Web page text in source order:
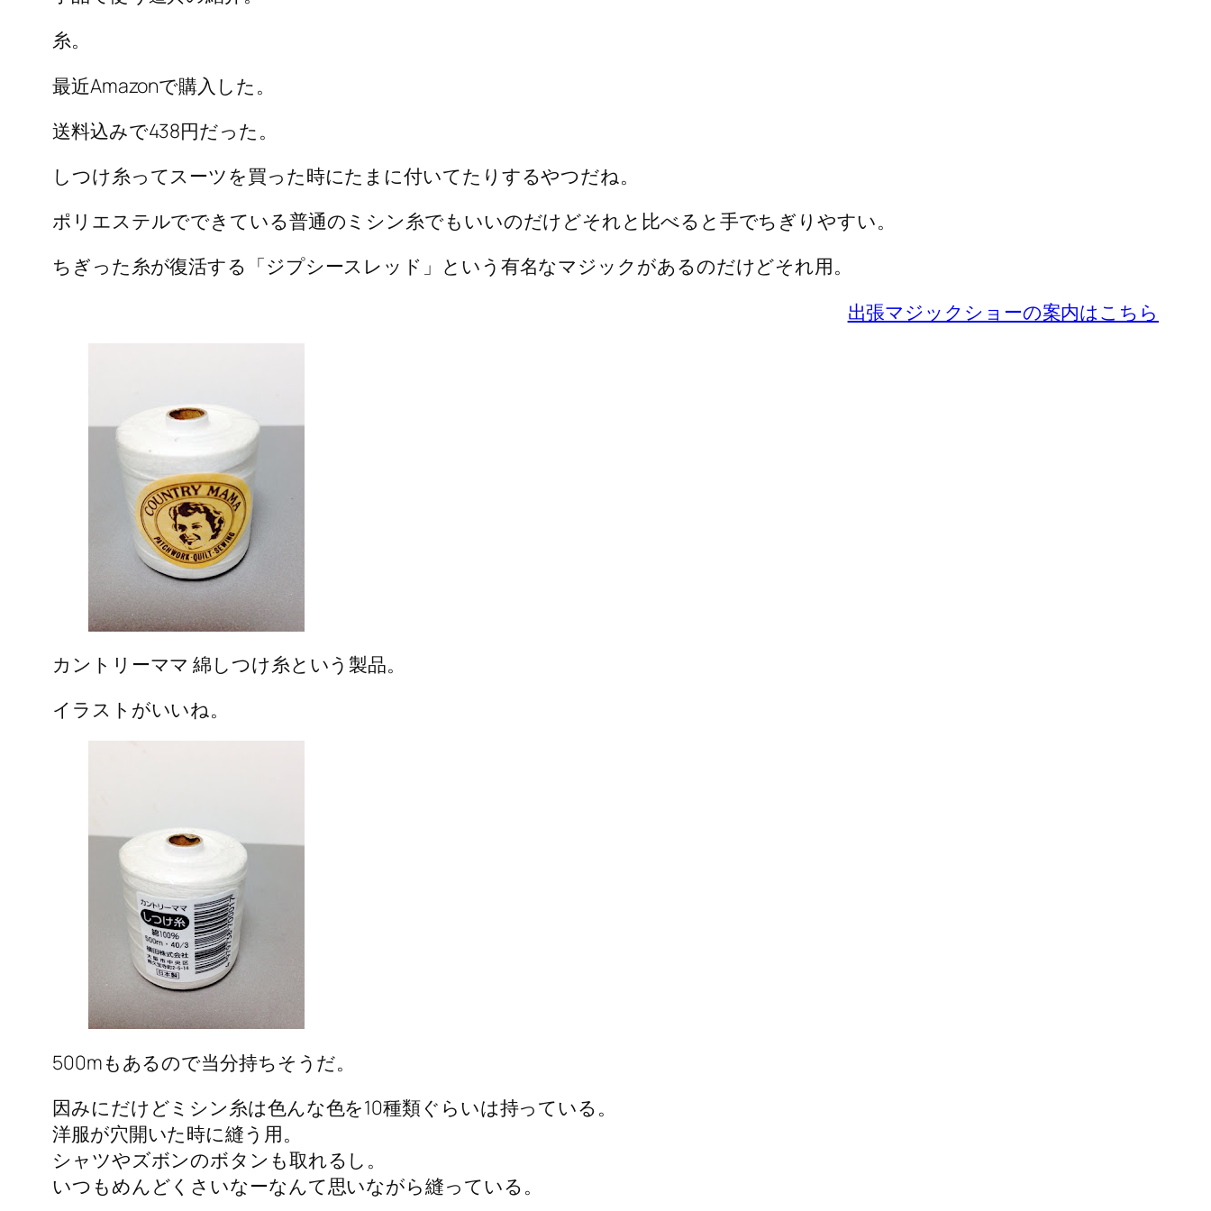
糸。
最近Amazonで購入した。
送料込みで438円だった。
しつけ糸ってスーツを買った時にたまに付いてたりするやつだね。
ポリエステルでできている普通のミシン糸でもいいのだけどそれと比べると手でちぎりやすい。
ちぎった糸が復活する「ジプシースレッド」という有名なマジックがあるのだけどそれ用。
出張マジックショーの案内はこちら
カントリーママ 綿しつけ糸という製品。
イラストがいいね。
500mもあるので当分持ちそうだ。
因みにだけどミシン糸は色んな色を10種類ぐらいは持っている。
洋服が穴開いた時に縫う用。
シャツやズボンのボタンも取れるし。
いつもめんどくさいなーなんて思いながら縫っている。